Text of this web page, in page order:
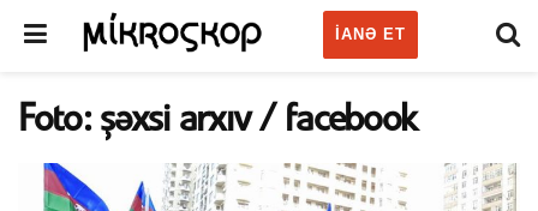
IANƏ ET
Foto: şəxsi arxıv / facebook